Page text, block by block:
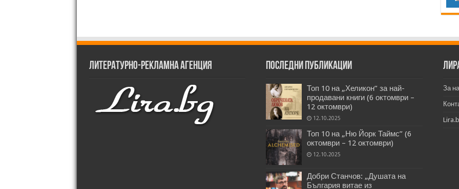
Литературно-рекламна агенция Последни публикации
Топ 10 на „Хеликон” за най-
продавани книги (6 октомври –
12 октомври)
12.10.2025
Топ 10 на „Ню Йорк Таймс” (6
октомври – 12 октомври)
12.10.2025
Добри Станчов: „Душата на
България витае из
За